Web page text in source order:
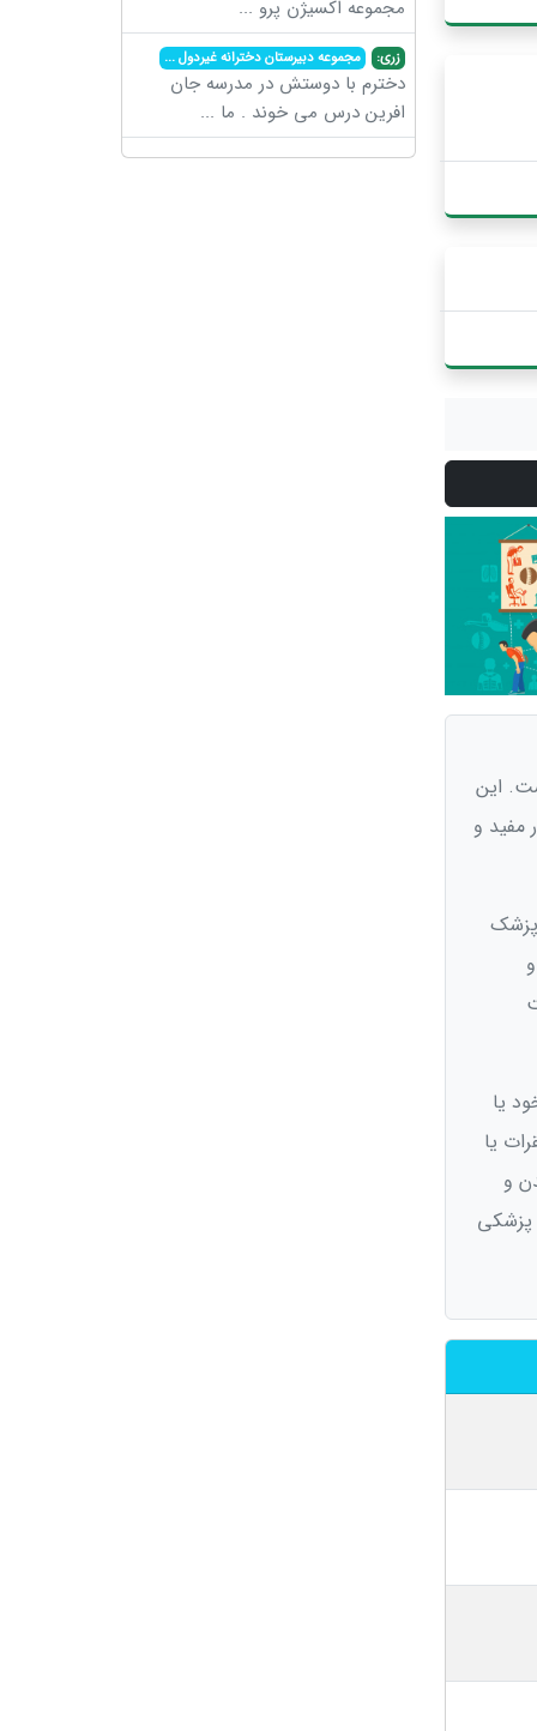
این
مفید و
پزشک
یا
یا
و
پزشکی
مجموعه اکسیژن پرو ...
زری: مجموعه دبیرستان دخترانه غیردول...
دخترم با دوستش در مدرسه جان
افرین درس می خوند . ما ...